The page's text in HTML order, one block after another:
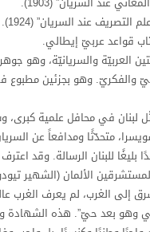
عند السريان” (1924).
قواعد عربيّ إيطالي.
العربيّة والسريانيّة، وهو
والفكريّ. وهو بجزئين مطبوع
لبنان في محافل علمية
متحدّثًا ومدافعاً عن
للبنان الرسالة. وقد اعترف
الألمان (الشهير
إلى الغرب، لم يعرف الغرب
وهو بعد حيّ”. هذه